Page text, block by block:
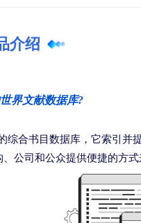
介绍
界文献数据库?
合书目数据库，它索引并
公司和公众提供便捷的方